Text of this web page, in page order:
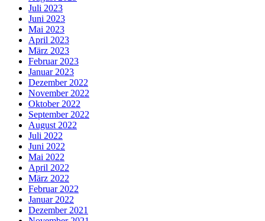
Juli 2023
Juni 2023
Mai 2023
April 2023
März 2023
Februar 2023
Januar 2023
Dezember 2022
November 2022
Oktober 2022
September 2022
August 2022
Juli 2022
Juni 2022
Mai 2022
April 2022
März 2022
Februar 2022
Januar 2022
Dezember 2021